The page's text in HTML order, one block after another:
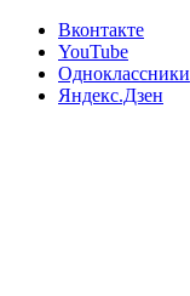
Вконтакте
YouTube
Одноклассники
Яндекс.Дзен